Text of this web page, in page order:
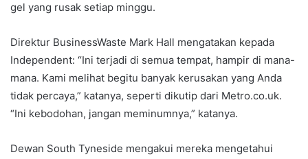
gel yang rusak setiap minggu.
Direktur BusinessWaste Mark Hall mengatakan kepada
Independent: “Ini terjadi di semua tempat, hampir di mana-
mana. Kami melihat begitu banyak kerusakan yang Anda
tidak percaya,” katanya, seperti dikutip dari Metro.co.uk.
“Ini kebodohan, jangan meminumnya,” katanya.
Dewan South Tyneside mengakui mereka mengetahui